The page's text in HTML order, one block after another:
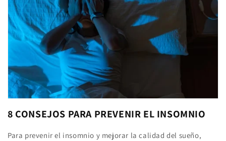
8 CONSEJOS PARA PREVENIR EL INSOMNIO
Para prevenir el insomnio y mejorar la calidad del sueño,